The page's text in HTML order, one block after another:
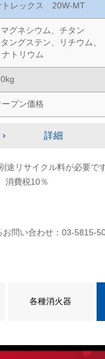
トレックス 20W-MT
グネシウム、チタン
ングステン、リチウム、
トリウム
ープン価格
詳細
途リサイクル料が必要です
費税10％
問い合わせ：
各種消火器